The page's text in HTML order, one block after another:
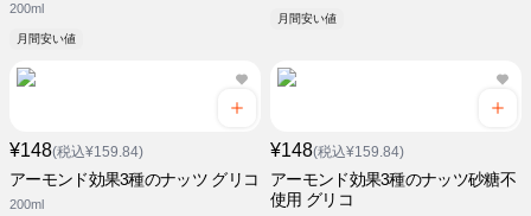
200ml
月間安い値
月間安い値
¥148(税込¥159.84)
アーモンド効果3種のナッツ グリコ
200ml
¥148(税込¥159.84)
アーモンド効果3種のナッツ砂糖不
使用 グリコ